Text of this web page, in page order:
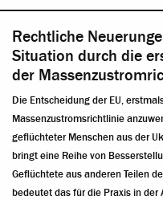
Rechtliche
Situation durch die
der
Die Entscheidung der EU,
Massenzustromsrichtlinie
geflüchteter Menschen aus der
bringt eine Reihe von
Geflüchtete aus anderen Teilen
bedeutet das für die Praxis in